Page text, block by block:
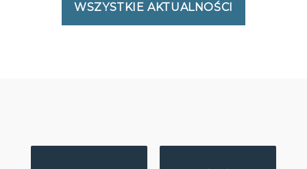
WSZYSTKIE AKTUALNOŚCI